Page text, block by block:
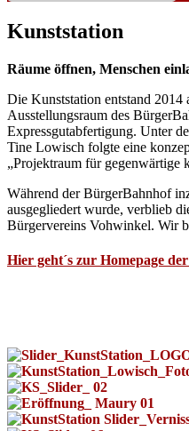
Kunststation
Räume öffnen, Menschen
Die Kunststation entstand 2014
Ausstellungsraum des
Expressgutabfertigung. Unter
Tine Lowisch folgte eine
„Projektraum für gegenwärtige
Während der BürgerBahnhof
ausgegliedert wurde, verblieb
Bürgervereins Vohwinkel. Wir
Hier geht´s zur Homepage